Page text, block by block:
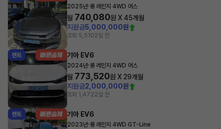
2025년·롱 레인지 4WD 어스
월 740,080원 X45개월
지원금5,000,000원
조회 5,5102일 전
렌트 기아 EV6
2024년·롱 레인지 4WD 어스
월 773,520원 X 29개월
지원금2,000,000원
조회 1,4722일 전
렌트 기아 EV6
2023년·롱 레인지 4WD GT-Line